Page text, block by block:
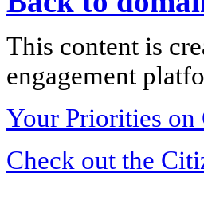
This content is
engagement
Your Priorities on
Check out the